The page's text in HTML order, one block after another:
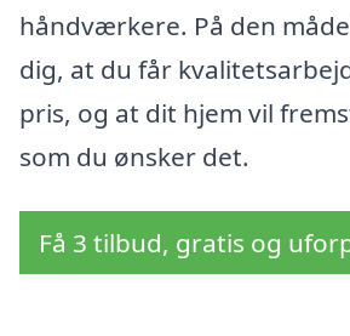
håndværkere. På den
dig, at du får
pris, og at dit hjem vil
som du ønsker det.
Få 3 tilbud, gratis og